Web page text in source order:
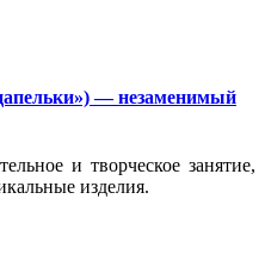
— незаменимый
и творческое занятие,
изделия.